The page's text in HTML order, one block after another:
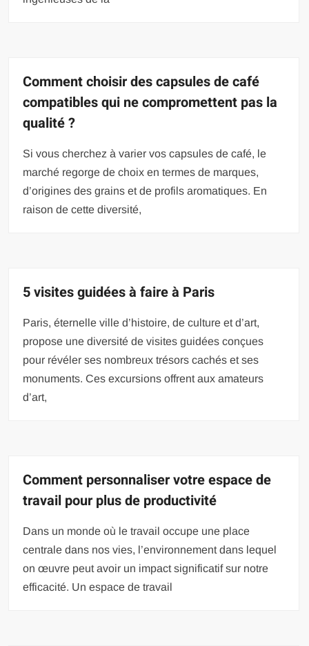
Comment choisir des capsules de café
compatibles qui ne compromettent pas la
qualité ?
Si vous cherchez à varier vos capsules de café, le
marché regorge de choix en termes de marques,
d’origines des grains et de profils aromatiques. En
raison de cette diversité,
5 visites guidées à faire à Paris
Paris, éternelle ville d’histoire, de culture et d’art,
propose une diversité de visites guidées conçues
pour révéler ses nombreux trésors cachés et ses
monuments. Ces excursions offrent aux amateurs
d’art,
Comment personnaliser votre espace de
travail pour plus de productivité
Dans un monde où le travail occupe une place
centrale dans nos vies, l’environnement dans lequel
on œuvre peut avoir un impact significatif sur notre
efficacité. Un espace de travail